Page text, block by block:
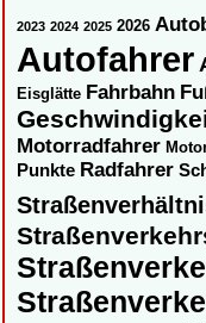
2023 2024 2025 2026
Autofahrer
Eisglätte Fahrbahn
Motorradfahrer
Punkte Radfahrer